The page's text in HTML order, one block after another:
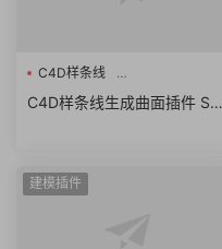
C4D样条线
SplinePatch V3.04.0
C4D样条线生成曲面插件 Spli
建模插件